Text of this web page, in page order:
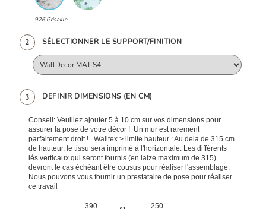
926 Grisaille
2 SÉLECTIONNER LE SUPPORT/FINITION
3 DEFINIR DIMENSIONS (EN CM)
Conseil: Veuillez ajouter 5 à 10 cm sur vos dimensions pour
assurer la pose de votre décor ! Un mur est rarement
parfaitement droit ! Walltex > limite hauteur : Au dela de 315 cm
de hauteur, le tissu sera imprimé à l'horizontale. Les différents
lés verticaux qui seront fournis (en laize maximum de 315)
devront le cas échéant être cousus pour réaliser l'assemblage.
Nous pouvons vous fournir un prestataire de pose pour réaliser
ce travail